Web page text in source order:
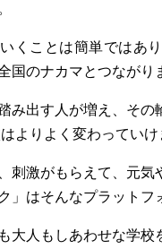
くことは簡単ではあり
国のナカマとつながり
み出す人が増え、その
よりよく変わっていけ
刺激がもらえて、元気
」はそんなプラットフ
大人もしあわせな学校